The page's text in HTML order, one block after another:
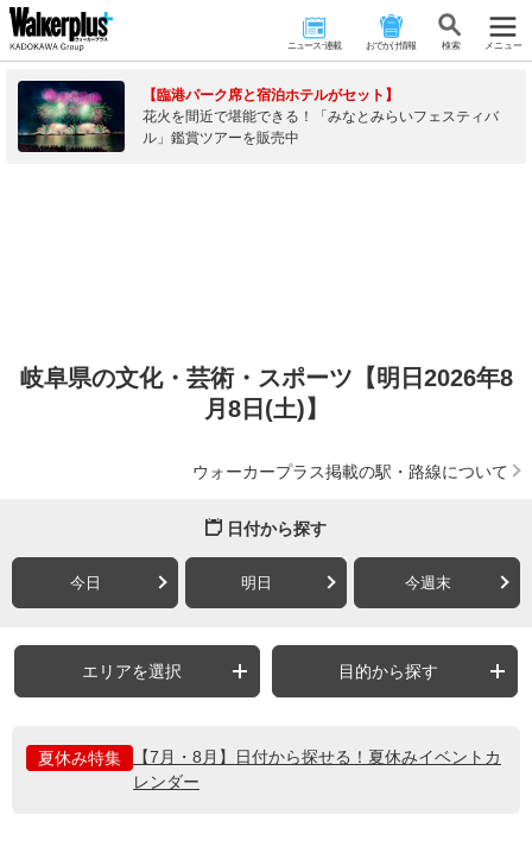
ニュース･連載 おでかけ情報 検 索 メニュー
【臨港パーク席と宿泊ホテルがセット】
花火を間近で堪能できる！「みなとみらいフェスティバ
ル」鑑賞ツアーを販売中
岐阜県の文化・芸術・スポーツ【明日2026年8
月8日(土)】
ウォーカープラス掲載の駅・路線について
日付から探す
今日 明日 今週末
エリアを選択 目的から探す
夏休み特集
【7月・8月】日付から探せる！夏休みイベントカ
レンダー